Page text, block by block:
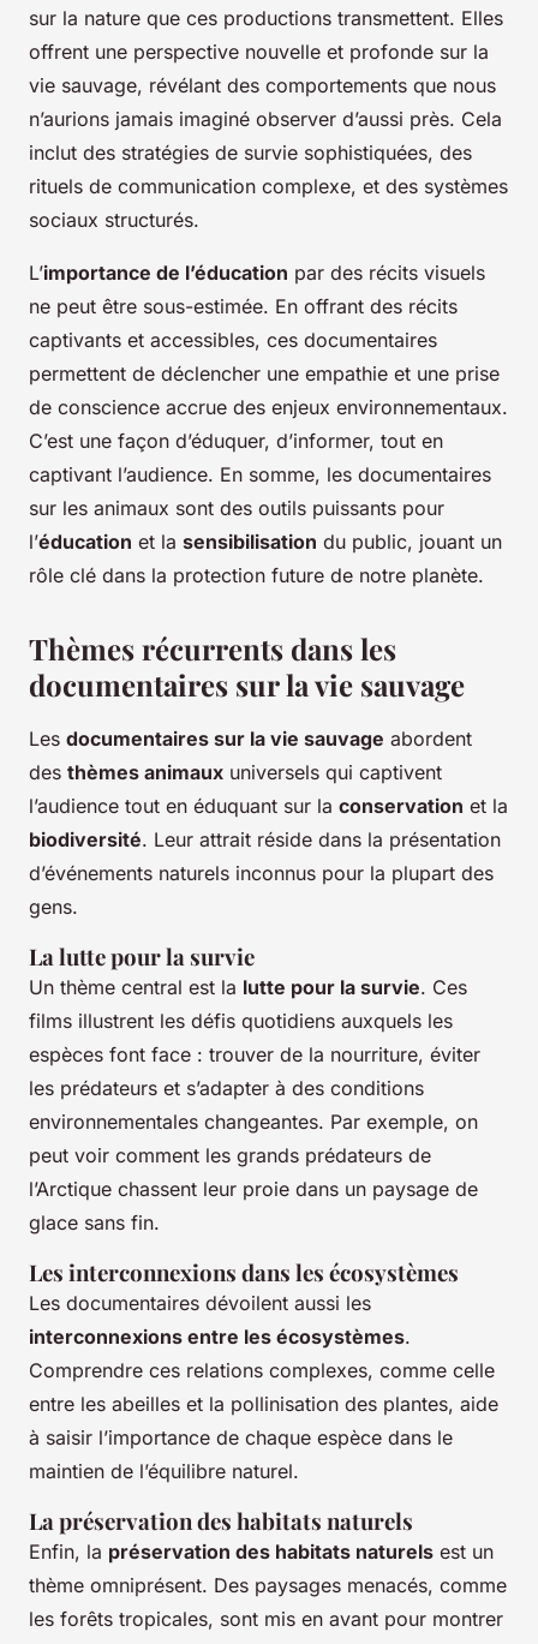
sur la nature que ces productions transmettent. Elles
offrent une perspective nouvelle et profonde sur la
vie sauvage, révélant des comportements que nous
n’aurions jamais imaginé observer d’aussi près. Cela
inclut des stratégies de survie sophistiquées, des
rituels de communication complexe, et des systèmes
sociaux structurés.
L’importance de l’éducation par des récits visuels
ne peut être sous-estimée. En offrant des récits
captivants et accessibles, ces documentaires
permettent de déclencher une empathie et une prise
de conscience accrue des enjeux environnementaux.
C’est une façon d’éduquer, d’informer, tout en
captivant l’audience. En somme, les documentaires
sur les animaux sont des outils puissants pour
l’éducation et la sensibilisation du public, jouant un
rôle clé dans la protection future de notre planète.
Thèmes récurrents dans les
documentaires sur la vie sauvage
Les documentaires sur la vie sauvage abordent
des thèmes animaux universels qui captivent
l’audience tout en éduquant sur la conservation et la
biodiversité. Leur attrait réside dans la présentation
d’événements naturels inconnus pour la plupart des
gens.
La lutte pour la survie
Un thème central est la lutte pour la survie. Ces
films illustrent les défis quotidiens auxquels les
espèces font face : trouver de la nourriture, éviter
les prédateurs et s’adapter à des conditions
environnementales changeantes. Par exemple, on
peut voir comment les grands prédateurs de
l’Arctique chassent leur proie dans un paysage de
glace sans fin.
Les interconnexions dans les écosystèmes
Les documentaires dévoilent aussi les
interconnexions entre les écosystèmes.
Comprendre ces relations complexes, comme celle
entre les abeilles et la pollinisation des plantes, aide
à saisir l’importance de chaque espèce dans le
maintien de l’équilibre naturel.
La préservation des habitats naturels
Enfin, la préservation des habitats naturels est un
thème omniprésent. Des paysages menacés, comme
les forêts tropicales, sont mis en avant pour montrer